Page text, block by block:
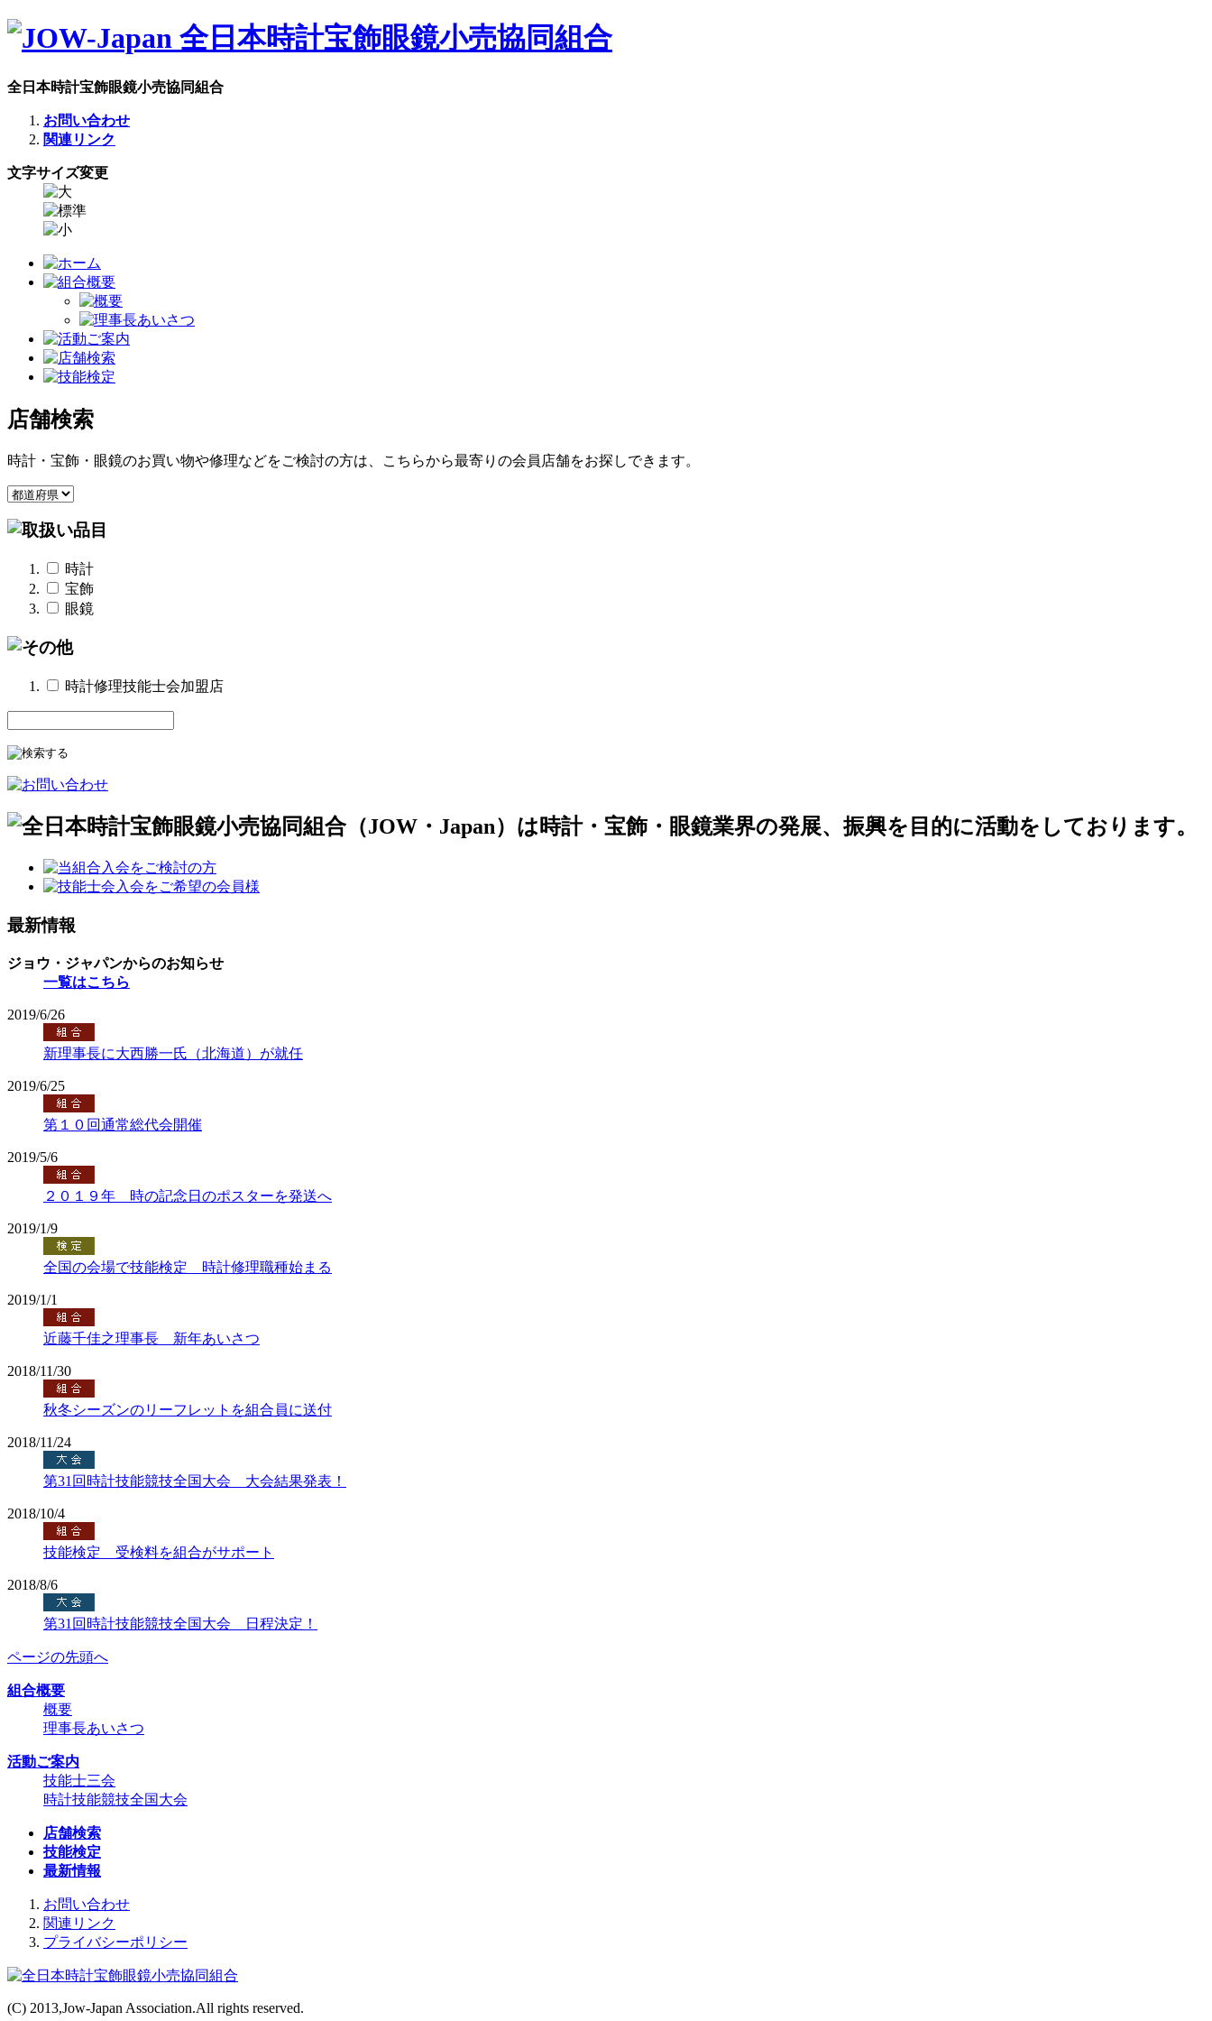
全日本時計宝飾眼鏡小売協同組合
お問い合わせ
関連リンク
文字サイズ変更
店舗検索
時計・宝飾・眼鏡のお買い物や修理などをご検討の方は、こちらから最寄りの会員店舗をお探しできます。
時計
宝飾
眼鏡
時計修理技能士会加盟店
最新情報
ジョウ・ジャパンからのお知らせ
一覧はこちら
2019/6/26
新理事長に大西勝一氏（北海道）が就任
2019/6/25
第１０回通常総代会開催
2019/5/6
２０１９年 時の記念日のポスターを発送へ
2019/1/9
全国の会場で技能検定 時計修理職種始まる
2019/1/1
近藤千佳之理事長 新年あいさつ
2018/11/30
秋冬シーズンのリーフレットを組合員に送付
2018/11/24
第31回時計技能競技全国大会 大会結果発表！
2018/10/4
技能検定 受検料を組合がサポート
2018/8/6
第31回時計技能競技全国大会 日程決定！
ページの先頭へ
組合概要
概要
理事長あいさつ
活動ご案内
技能士三会
時計技能競技全国大会
店舗検索
技能検定
最新情報
お問い合わせ
関連リンク
プライバシーポリシー
(C) 2013,Jow-Japan Association.All rights reserved.